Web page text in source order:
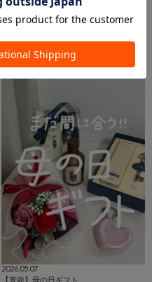
2026.05.30
【父の日にも】メンズギフト
ルクア大阪店
BIRTHDAY BAR
2026.05.07
【直前】母の日ギフト